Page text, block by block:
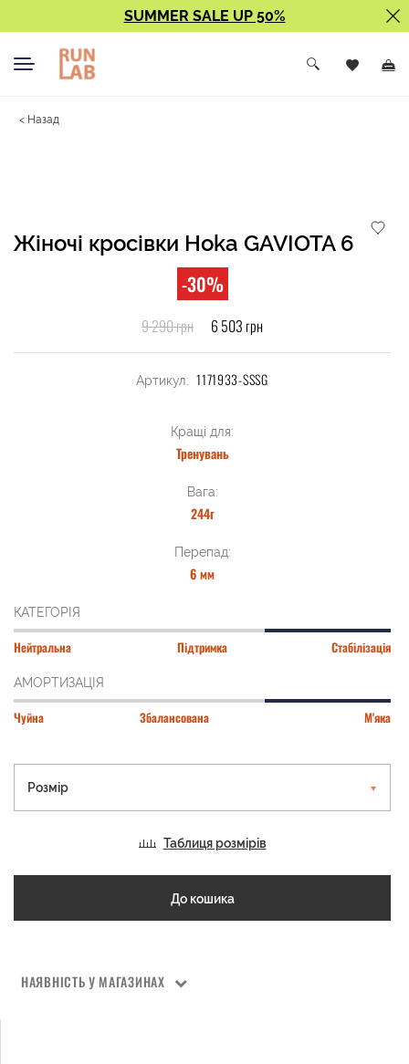
SUMMER SALE UP 50%
< Назад
Жіночі кросівки Hoka GAVIOTA 6
-30%
9 290 грн 6 503 грн
Артикул: 1171933-SSSG
Кращі для:
Тренувань
Вага:
244г
Перепад:
6 мм
КАТЕГОРІЯ
Нейтральна Підтримка Стабілізація
АМОРТИЗАЦІЯ
Чуйна Збалансована М'яка
Розмір
Таблиця розмірів
До кошика
НАЯВНІСТЬ У МАГАЗИНАХ